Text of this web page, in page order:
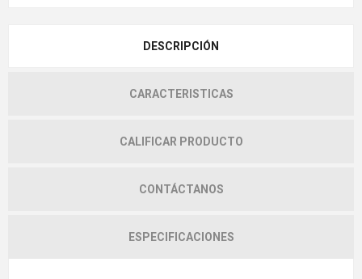
DESCRIPCIÓN
CARACTERISTICAS
CALIFICAR PRODUCTO
CONTÁCTANOS
ESPECIFICACIONES